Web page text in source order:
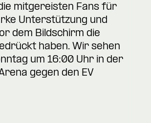
mitgereisten Fans für
Unterstützung und
dem Bildschirm die
haben. Wir sehen
um 16:00 Uhr in der
gegen den EV